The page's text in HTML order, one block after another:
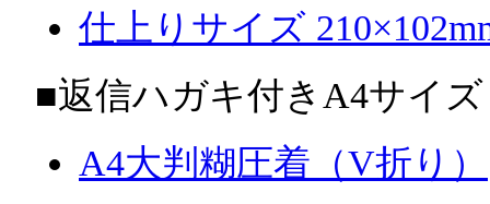
仕上りサイズ
■返信ハガキ付きA4サイズ
A4大判糊圧着（V折り）